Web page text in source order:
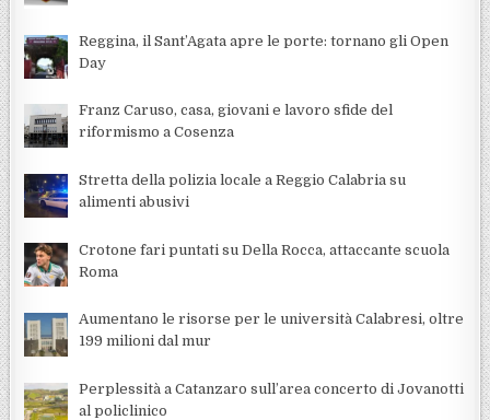
Reggina, il Sant’Agata apre le porte: tornano gli Open
Day
Franz Caruso, casa, giovani e lavoro sfide del
riformismo a Cosenza
Stretta della polizia locale a Reggio Calabria su
alimenti abusivi
Crotone fari puntati su Della Rocca, attaccante scuola
Roma
Aumentano le risorse per le università Calabresi, oltre
199 milioni dal mur
Perplessità a Catanzaro sull’area concerto di Jovanotti
al policlinico